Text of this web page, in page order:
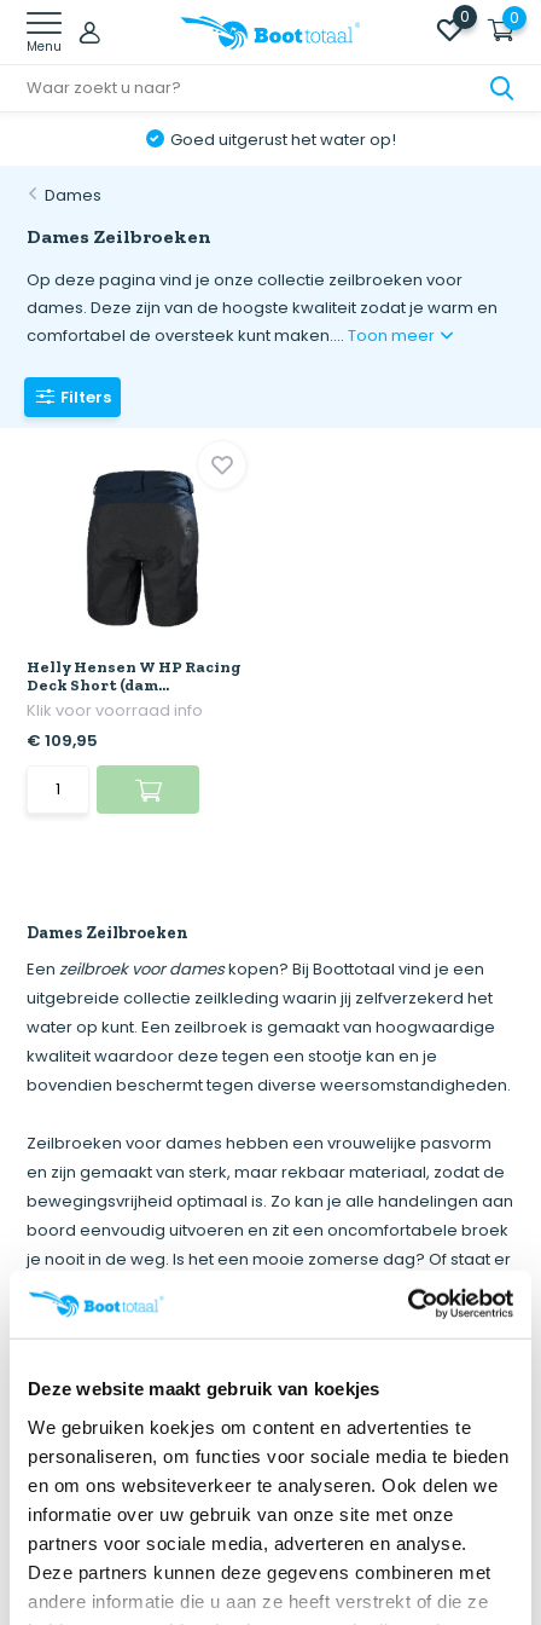
Deze website maakt gebruik van koekjes
We gebruiken koekjes om content en advertenties te
personaliseren, om functies voor sociale media te bieden
en om ons websiteverkeer te analyseren. Ook delen we
informatie over uw gebruik van onze site met onze
partners voor sociale media, adverteren en analyse.
Deze partners kunnen deze gegevens combineren met
andere informatie die u aan ze heeft verstrekt of die ze
Menu
0 0
Goed uitgerust het water op!
Dames
Dames Zeilbroeken
Op deze pagina vind je onze collectie zeilbroeken voor
dames. Deze zijn van de hoogste kwaliteit zodat je warm en
comfortabel de oversteek kunt maken....Toon meer
Filters
Helly Hensen W HP Racing
Deck Short (dam...
Klik voor voorraad info
€ 109,95
Dames Zeilbroeken
Eenzeilbroek voor dameskopen? Bij Boottotaal vind je een
uitgebreide collectie zeilkleding waarin jij zelfverzekerd het
water op kunt. Een zeilbroek is gemaakt van hoogwaardige
kwaliteit waardoor deze tegen een stootje kan en je
bovendien beschermt tegen diverse weersomstandigheden.
Zeilbroeken voor dames hebben een vrouwelijke pasvorm
en zijn gemaakt van sterk, maar rekbaar materiaal, zodat de
bewegingsvrijheid optimaal is. Zo kan je alle handelingen aan
boord eenvoudig uitvoeren en zit een oncomfortabele broek
je nooit in de weg. Is het een mooie zomerse dag? Of staat er
een harde gure wind? In onze webshop vind je allerlei
soorten zeilbroeken voor alle seizoenen.
Voordelen zeilbroek dames
Met een zeilbroek ben je op de boot beschermd tegen water,
zeilbroeken zijn bovendien waterdicht en sneldrogend, wat
ontzettend praktisch is. Alle zeilkleding in onze webshop is
van hoogwaardige kwaliteit, zodat de levensduur lang is. Wil
je jouw zeilkleding in een topconditie behouden? Was deze
dan zo min mogelijk. Hang de kleding na het dragen op om te
drogen en bewaar het hierna op kamertemperatuur. Wil je
de zeilbroek toch wassen? Was de zeilkleding dan